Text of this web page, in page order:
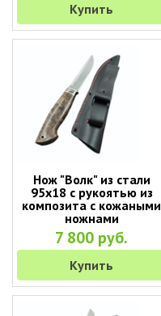
Купить
Нож "Волк" из стали
95х18 с рукоятью из
композита с кожаными
ножнами
7 800 руб.
Купить